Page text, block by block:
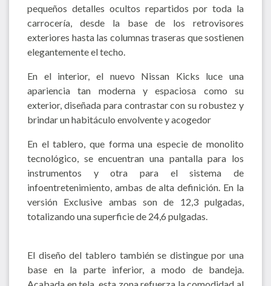
pequeños detalles ocultos repartidos por toda la
carrocería, desde la base de los retrovisores
exteriores hasta las columnas traseras que sostienen
elegantemente el techo.
En el interior, el nuevo Nissan Kicks luce una
apariencia tan moderna y espaciosa como su
exterior, diseñada para contrastar con su robustez y
brindar un habitáculo envolvente y acogedor
En el tablero, que forma una especie de monolito
tecnológico, se encuentran una pantalla para los
instrumentos y otra para el sistema de
infoentretenimiento, ambas de alta definición. En la
versión Exclusive ambas son de 12,3 pulgadas,
totalizando una superficie de 24,6 pulgadas.
El diseño del tablero también se distingue por una
base en la parte inferior, a modo de bandeja.